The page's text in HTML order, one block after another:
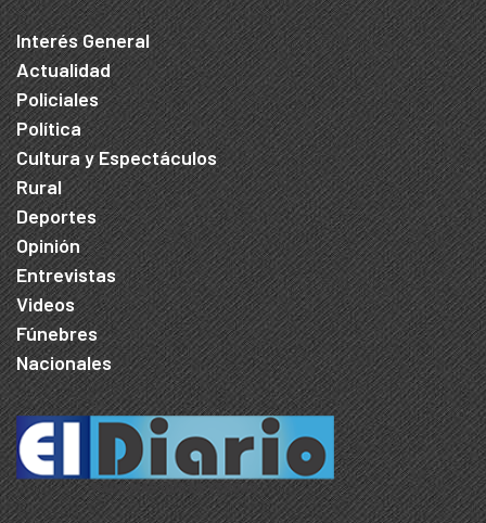
Interés General
Actualidad
Policiales
Política
Cultura y Espectáculos
Rural
Deportes
Opinión
Entrevistas
Videos
Fúnebres
Nacionales